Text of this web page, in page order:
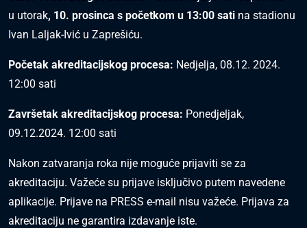
u utorak, 10. prosinca s početkom u 13:00 sati na stadionu
Ivan Laljak-Ivić u Zaprešiću.
Početak akreditacijskog procesa: Nedjelja, 08.12. 2024.
12:00 sati
Završetak akreditacijskog procesa: Ponedjeljak,
09.12.2024. 12:00 sati
Nakon zatvaranja roka nije moguće prijaviti se za
akreditaciju. Važeće su prijave isključivo putem navedene
aplikacije. Prijave na PRESS e-mail nisu važeće. Prijava za
akreditaciju ne garantira izdavanje iste.